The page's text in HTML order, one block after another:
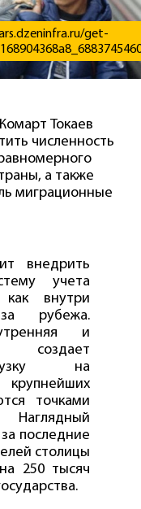
get-
Токаев
численность
а также
миграционные
внедрить
учета
как внутри
рубежа.
и
создает
на
точками
последние
столицы
250 тысяч